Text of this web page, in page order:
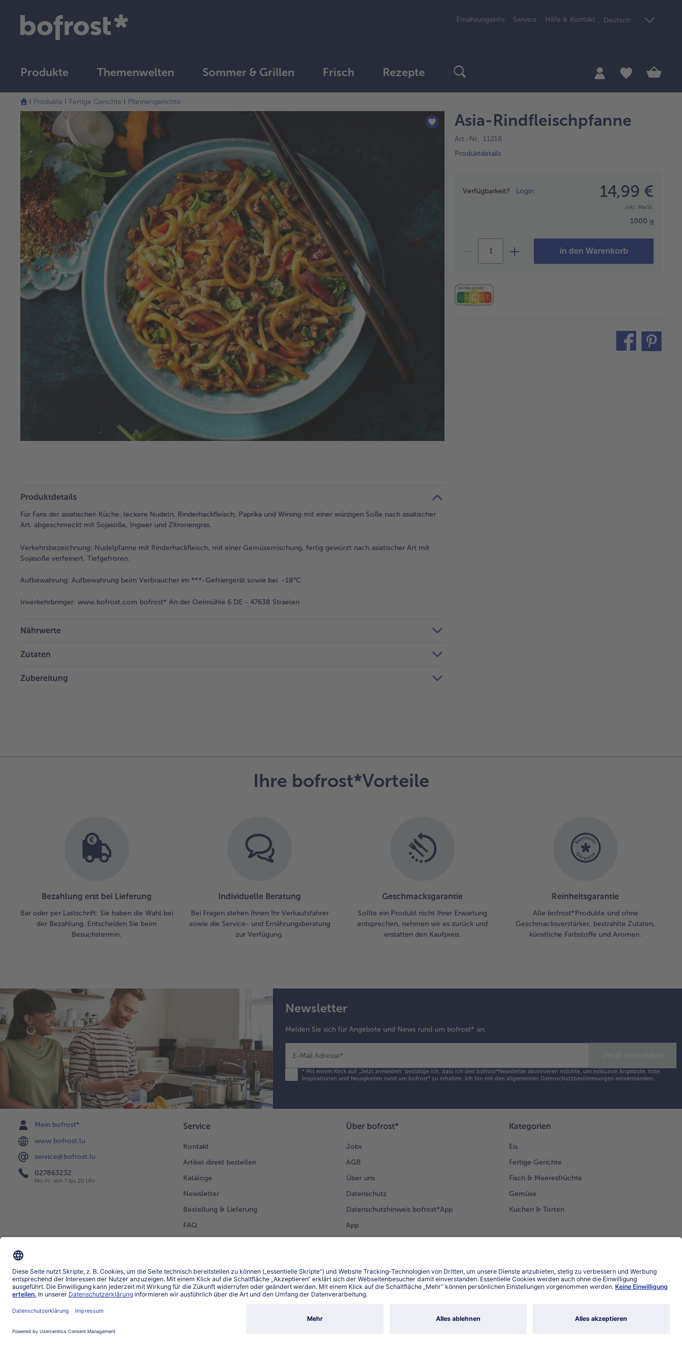
Ernährungsinfo Service Hilfe & Kontakt Deutsch
Produkte Themenwelten Sommer & Grillen Frisch Rezepte
Produkte Fertige Gerichte Pfannengerichte
Asia-Rindfleischpfanne
Art.-Nr. 11216
Produktdetails
Verfügbarkeit? Login 14,99 €
inkl. MwSt.
1000 g
in den Warenkorb
teilen
Produktdetails
Für Fans der asiatischen Küche: leckere Nudeln, Rinderhackfleisch, Paprika und Wirsing mit einer würzigen Soße nach asiatischer
Art, abgeschmeckt mit Sojasoße, Ingwer und Zitronengras.
Verkehrsbezeichnung: Nudelpfanne mit Rinderhackfleisch, mit einer Gemüsemischung, fertig gewürzt nach asiatischer Art mit
Sojasoße verfeinert. Tiefgefroren.
Aufbewahrung: Aufbewahrung beim Verbraucher im ***-Gefriergerät sowie bei -18°C
Inverkehrbringer: www.bofrost.com bofrost* An der Oelmühle 6 DE - 47638 Straelen
Nährwerte
Zutaten
Zubereitung
Ihre bofrost*Vorteile
Bezahlung erst bei Lieferung
Bar oder per Lastschrift: Sie haben die Wahl bei
der Bezahlung. Entscheiden Sie beim
Besuchstermin.
Individuelle Beratung
Bei Fragen stehen Ihnen Ihr Verkaufsfahrer
sowie die Service- und Ernährungsberatung
zur Verfügung.
Geschmacksgarantie
Sollte ein Produkt nicht Ihrer Erwartung
entsprechen, nehmen wir es zurück und
erstatten den Kaufpreis.
Reinheitsgarantie
Alle bofrost*Produkte sind ohne
Geschmacksverstärker, bestrahlte Zutaten,
künstliche Farbstoffe und Aromen.
Newsletter
Melden Sie sich für Angebote und News rund um bofrost* an.
E-Mail Adresse*
*Mit einem Klick auf „Jetzt anmelden" bestätige ich, dass ich den bofrost*Newsletter abonnieren möchte, um exklusive Angebote, tolle
Inspirationen und Neuigkeiten rund um bofrost* zu erhalten. Ich bin mit den allgemeinen Datenschutzbestimmungen einverstanden.
Mein bofrost*
www.bofrost.lu
service@bofrost.lu
027863232
Mo-Fr. von 7 bis 20 Uhr
Service
Kontakt
Artikel direkt bestellen
Kataloge
Newsletter
Bestellung & Lieferung
FAQ
Über bofrost*
Jobs
AGB
Über uns
Datenschutz
Datenschutzhinweis bofrost*App
App
Kategorien
Eis
Fertige Gerichte
Fisch & Meeresfrüchte
Gemüse
Kuchen & Torten